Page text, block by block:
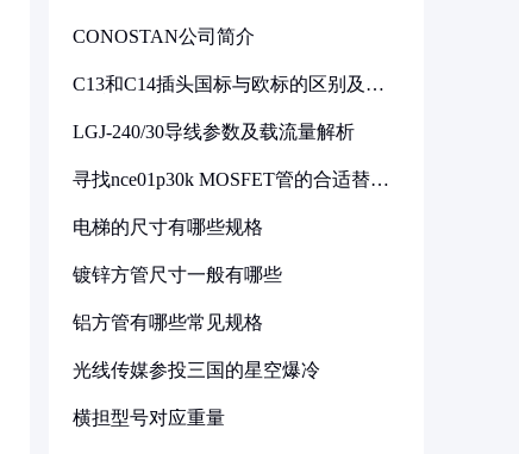
CONOSTAN公司简介
C13和C14插头国标与欧标的区别及其
LGJ-240/30导线参数及载流量解析
寻找nce01p30k MOSFET管的合适替代
电梯的尺寸有哪些规格
镀锌方管尺寸一般有哪些
铝方管有哪些常见规格
光线传媒参投三国的星空爆冷
横担型号对应重量